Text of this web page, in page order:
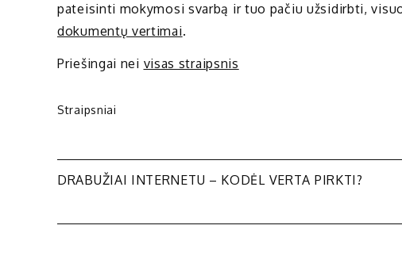
pateisinti mokymosi svarbą ir tuo pačiu užsidirbti,
dokumentų vertimai.
Priešingai nei visas straipsnis
Straipsniai
Navigacija
tarp
DRABUŽIAI INTERNETU – KODĖL VERTA PIRKTI?